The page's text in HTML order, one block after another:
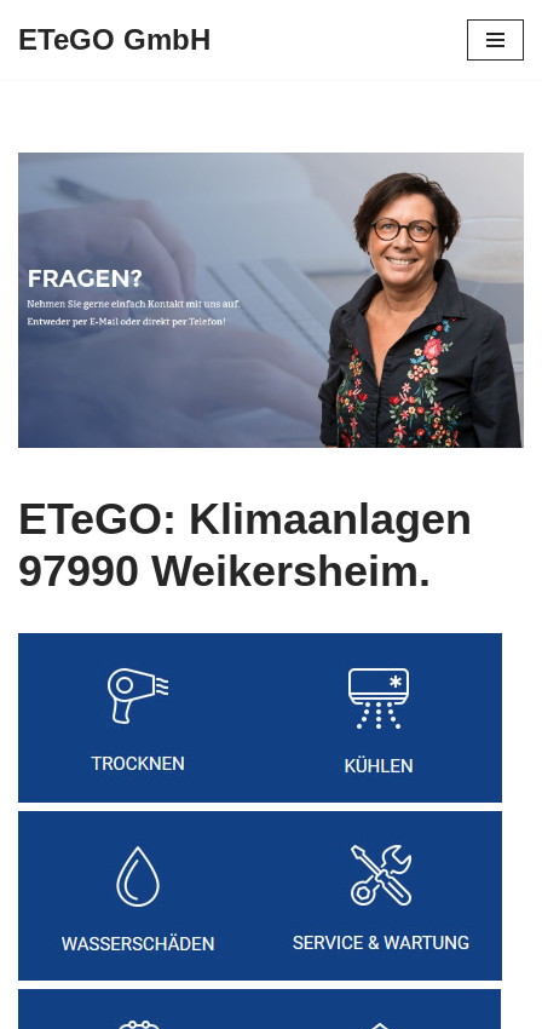
ETeGO GmbH
ETeGO: Klimaanlagen
97990 Weikersheim.